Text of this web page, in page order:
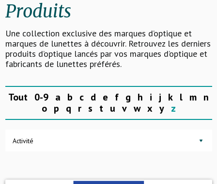
Produits
Une collection exclusive des marques d’optique et
marques de lunettes à découvrir. Retrouvez les derniers
produits d’optique lancés par vos marques d’optique et
fabricants de lunettes préférés.
Tout 0-9 a b c d e f g h i j k l m n
o p q r s t u v w x y z
Activité